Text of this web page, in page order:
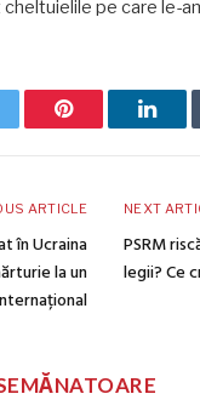
pe care le-
Pinterest
ARTICLE
în Ucraina
la un
NEXT
PSRM
legii? Ce